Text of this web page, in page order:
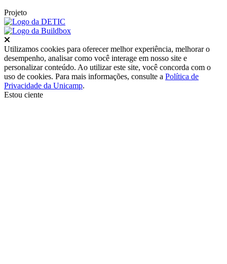
Projeto
Utilizamos cookies para oferecer melhor experiência, melhorar o
desempenho, analisar como você interage em nosso site e
personalizar conteúdo. Ao utilizar este site, você concorda com o
uso de cookies. Para mais informações, consulte a Política de
Privacidade da Unicamp.
Estou ciente